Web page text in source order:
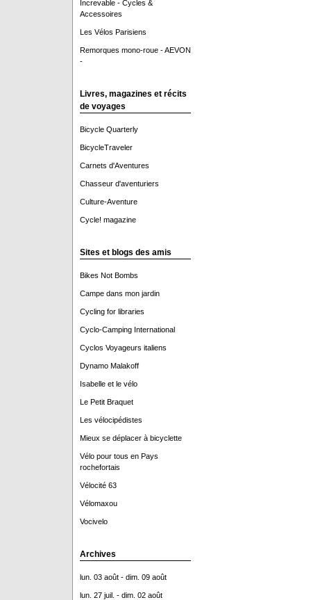
Increvable - Cycles &
Accessoires
Les Vélos Parisiens
Remorques mono-roue - AEVON
-
Livres, magazines et récits
de voyages
Bicycle Quarterly
BicycleTraveler
Carnets d'Aventures
Chasseur d'aventuriers
Culture-Aventure
Cycle! magazine
Sites et blogs des amis
Bikes Not Bombs
Campe dans mon jardin
Cycling for libraries
Cyclo-Camping International
Cyclos Voyageurs italiens
Dynamo Malakoff
Isabelle et le vélo
Le Petit Braquet
Les vélocipédistes
Mieux se déplacer à bicyclette
Vélo pour tous en Pays
rochefortais
Vélocité 63
Vélomaxou
Vocivelo
Archives
lun. 03 août - dim. 09 août
lun. 27 juil. - dim. 02 août